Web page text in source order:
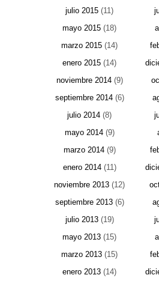
julio 2015 (11)
mayo 2015 (18)
marzo 2015 (14)
enero 2015 (14)
noviembre 2014(9)
septiembre 2014(6)
julio 2014 (8)
mayo 2014(9)
marzo 2014(9)
enero 2014(11)
noviembre 2013 (12)
septiembre 2013(6)
julio 2013(19)
mayo 2013 (15)
marzo 2013 (15)
enero 2013 (14)